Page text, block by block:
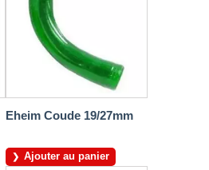
Eheim Coude 19/27mm
Ajouter au panier